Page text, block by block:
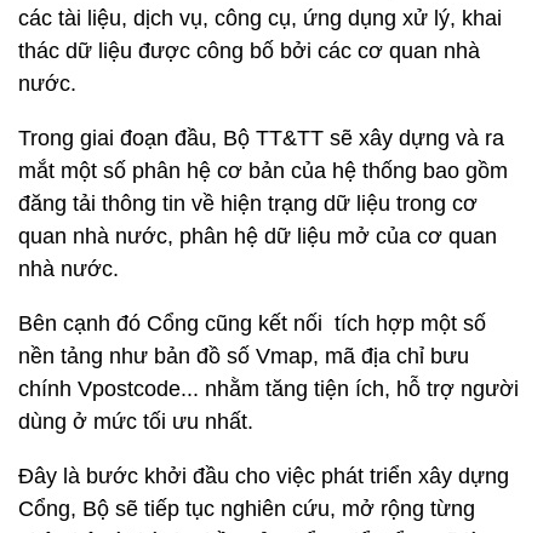
các tài liệu, dịch vụ, công cụ, ứng dụng xử lý, khai
thác dữ liệu được công bố bởi các cơ quan nhà
nước.
Trong giai đoạn đầu, Bộ TT&TT sẽ xây dựng và ra
mắt một số phân hệ cơ bản của hệ thống bao gồm
đăng tải thông tin về hiện trạng dữ liệu trong cơ
quan nhà nước, phân hệ dữ liệu mở của cơ quan
nhà nước.
Bên cạnh đó Cổng cũng kết nối tích hợp một số
nền tảng như bản đồ số Vmap, mã địa chỉ bưu
chính Vpostcode... nhằm tăng tiện ích, hỗ trợ người
dùng ở mức tối ưu nhất.
Đây là bước khởi đầu cho việc phát triển xây dựng
Cổng, Bộ sẽ tiếp tục nghiên cứu, mở rộng từng